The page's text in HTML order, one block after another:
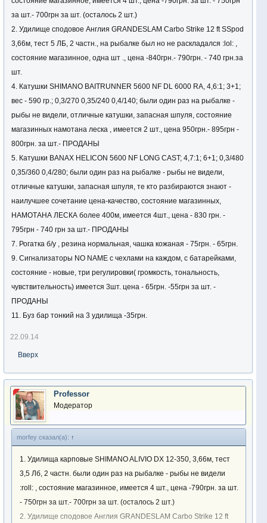
за шт.- 700грн за шт. (осталось 2 шт.)
2. Удилище сподовое Англия GRANDESLAM Carbo Strike 12 ft SSpod
3,66м, тест 5 ЛБ, 2 частн., на рыбалке был но не раскладался :lol: ,
состояние магазинное, одна шт ., цена -840грн.- 790грн. - 740 грн.за
шт.
4. Катушки SHIMANO BAITRUNNER 5600 NF DL 6000 RA, 4,6:1; 3+1;
вес - 590 гр.; 0,3/270 0,35/240 0,4/140; были один раз на рыбалке -
рыбы не видели, отличные катушки, запасная шпуля, состояние
магазинных намотана леска , имеется 2 шт., цена 950грн.- 895грн -
800грн. за шт.- ПРОДАНЫ
5. Катушки BANAX HELICON 5600 NF LONG CAST; 4,7:1; 6+1; 0,3/480
0,35/360 0,4/280; были один раз на рыбалке - рыбы не видели,
отличные катушки, запасная шпуля, те кто разбираются знают -
наилучшее сочетание цена-качество, состояние магазинных,
НАМОТАНА ЛЕСКА более 400м, имеется 4шт., цена - 830 грн. -
795грн - 740 грн за шт.- ПРОДАНЫ
7. Рогатка б/у , резина нормальная, чашка кожаная - 75грн. - 65грн.
9. Сигнализаторы NO NAME с чехлами на каждом, с батарейками,
состояние - новые, три регулировки( громкость, тональность,
чувствительность) имеется 3шт. цена - 65грн. -55грн за шт. -
ПРОДАНЫ
11. Буз бар тонкий на 3 удилища -35грн.
22.09.14
Вверх
Professor
Модератор
morfey сказал(а): ↑
1. Удилища карповые SHIMANO ALIVIO DX 12-350, 3,66м, тест
3,5 Лб, 2 частн. были один раз на рыбалке - рыбы не видели
:roll: , состояние магазинное, имеется 4 шт., цена -790грн. за шт.
- 750грн за шт.- 700грн за шт. (осталось 2 шт.)
2. Удилище сподовое Англия GRANDESLAM Carbo Strike 12 ft